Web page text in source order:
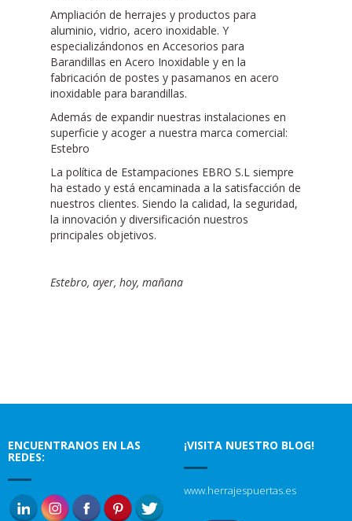
Ampliación de herrajes y productos para
aluminio, vidrio, acero inoxidable. Y
especializándonos en Accesorios para
Barandillas en Acero Inoxidable y en la
fabricación de postes y pasamanos en acero
inoxidable para barandillas.
Además de expandir nuestras instalaciones en
superficie y acoger a nuestra marca comercial:
Estebro
La política de Estampaciones EBRO S.L siempre
ha estado y está encaminada a la satisfacción de
nuestros clientes. Siendo la calidad, la seguridad,
la innovación y diversificación nuestros
principales objetivos.
Estebro, ayer, hoy, mañana
ENCUENTRANOS EN LAS
REDES:
¡VISITA NUESTRO BLOG!
www.herrajespuertas.es